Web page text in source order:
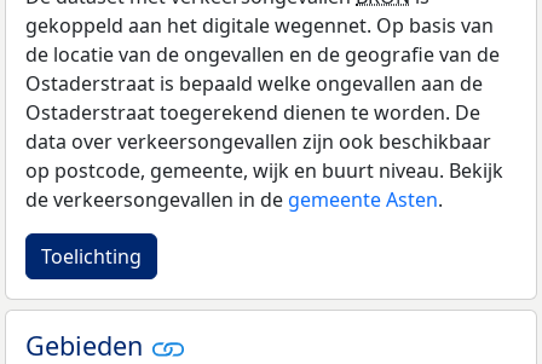
gekoppeld aan het digitale wegennet. Op basis van
de locatie van de ongevallen en de geografie van de
Ostaderstraat is bepaald welke ongevallen aan de
Ostaderstraat toegerekend dienen te worden. De
data over verkeersongevallen zijn ook beschikbaar
op postcode, gemeente, wijk en buurt niveau. Bekijk
de verkeersongevallen in de gemeente Asten.
Toelichting
Gebieden